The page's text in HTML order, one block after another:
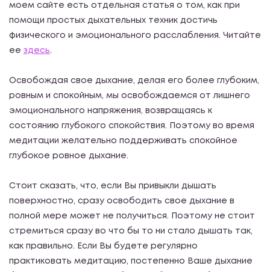
моем сайте есть отдельная статья о том, как при
помощи простых дыхательных техник достичь
физического и эмоционального расслабления. Читайте
ее здесь.
Освобождая свое дыхание, делая его более глубоким,
ровным и спокойным, мы освобождаемся от лишнего
эмоционального напряжения, возвращаясь к
состоянию глубокого спокойствия. Поэтому во время
медитации желательно поддерживать спокойное
глубокое ровное дыхание.
Стоит сказать, что, если Вы привыкли дышать
поверхностно, сразу освободить свое дыхание в
полной мере может не получиться. Поэтому не стоит
стремиться сразу во что бы то ни стало дышать так,
как правильно. Если Вы будете регулярно
практиковать медитацию, постепенно Ваше дыхание